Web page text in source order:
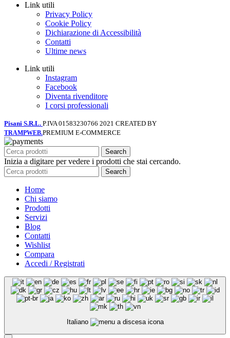
Link utili
Privacy Policy
Cookie Policy
Dichiarazione di Accessibilità
Contatti
Ultime news
Link utili
Instagram
Facebook
Diventa rivenditore
I corsi professionali
Pisani S.R.L. P.IVA 01583230766 2021 CREATED BY
TRAMPWEB.PREMIUM E-COMMERCE
Search
Inizia a digitare per vedere i prodotti che stai cercando.
Search
Home
Chi siamo
Prodotti
Servizi
Blog
Contatti
Wishlist
Compara
Accedi / Registrati
Italiano